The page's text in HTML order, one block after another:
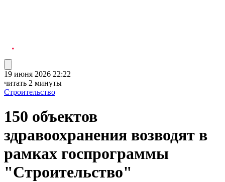
19 июня 2026 22:22
читать 2 минуты
Строительство
150 объектов
здравоохранения возводят в
рамках госпрограммы
"Строительство"